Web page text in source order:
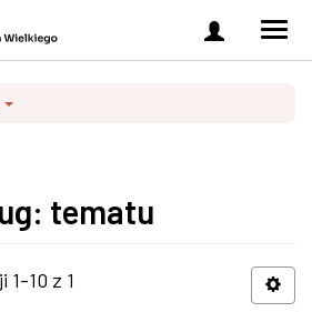
Zaloguj
się
tematu
1-10 z 1